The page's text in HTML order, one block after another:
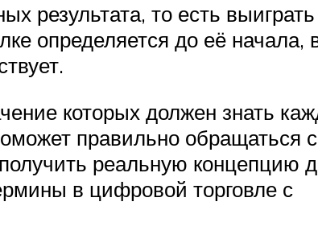
результата, то есть
определяется до её начала,
которых должен знать
правильно обращаться
реальную концепцию
в цифровой торговле с